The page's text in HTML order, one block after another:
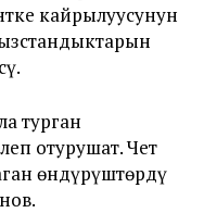
кайрылуусунун
турган
отурушат. Чет
өндүрүштөрдү